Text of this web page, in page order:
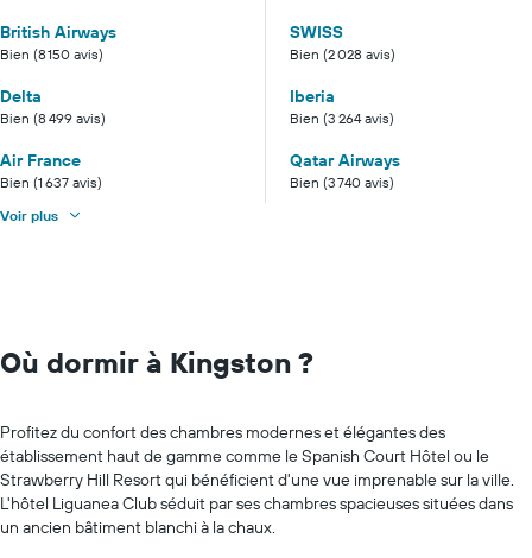
British Airways
Bien (8 150 avis)
SWISS
Bien (2 028 avis)
Delta
Bien (8 499 avis)
Iberia
Bien (3 264 avis)
Air France
Bien (1 637 avis)
Qatar Airways
Bien (3 740 avis)
Voir plus
Où dormir à Kingston ?
Profitez du confort des chambres modernes et élégantes des
établissement haut de gamme comme le Spanish Court Hôtel ou le
Strawberry Hill Resort qui bénéficient d'une vue imprenable sur la ville.
L'hôtel Liguanea Club séduit par ses chambres spacieuses situées dans
un ancien bâtiment blanchi à la chaux.